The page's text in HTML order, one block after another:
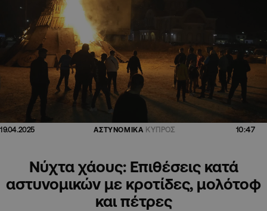
19.04.2025 ΑΣΤΥΝΟΜΙΚΑ ΚΥΠΡΟΣ 10:47
Νύχτα χάους: Επιθέσεις κατά
αστυνομικών με κροτίδες, μολότοφ
και πέτρες